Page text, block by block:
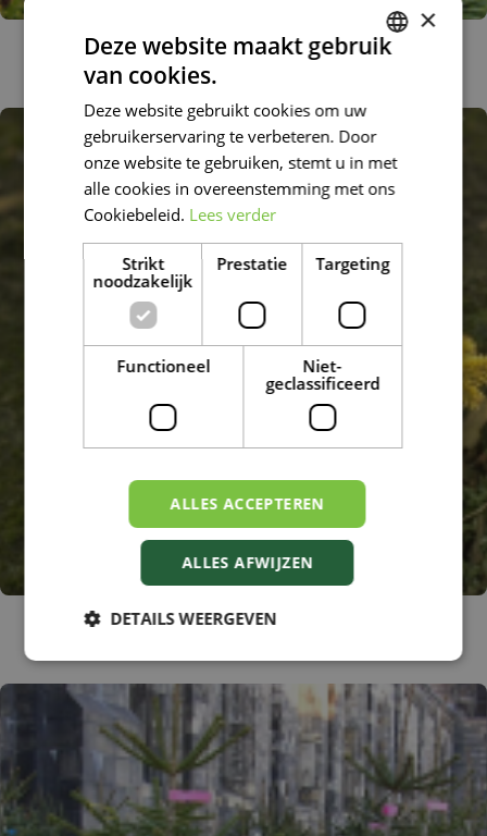
Japanse zilverspar
Kaukasische zilverspar
×
Deze website maakt gebruik
van cookies.
Deze website gebruikt cookies om uw
gebruikerservaring te verbeteren. Door
onze website te gebruiken, stemt u in met
alle cookies in overeenstemming met ons
Cookiebeleid. Lees verder
Strikt
noodzakelijk
Prestatie Targeting
Functioneel
Niet-
geclassificeerd
ALLES ACCEPTEREN
ALLES AFWIJZEN
DETAILS WEERGEVEN